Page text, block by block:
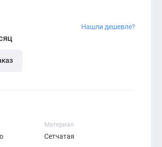
Нашли дешевле?
Материал
Сетчатая